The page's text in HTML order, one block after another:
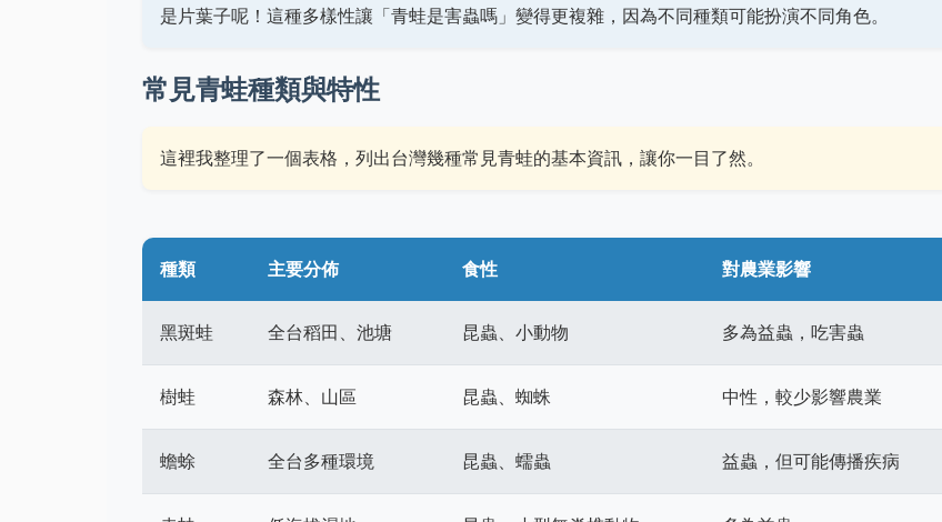
是片葉子呢！這種多樣性讓「青蛙是害蟲嗎」變得更複雜，因為不同種類可能扮演不同角色。
常見青蛙種類與特性
這裡我整理了一個表格，列出台灣幾種常見青蛙的基本資訊，讓你一目了然。
種類 主要分佈 食性 對農業影響
黑斑蛙 全台稻田、池塘 昆蟲、小動物 多為益蟲，吃害蟲
樹蛙 森林、山區 昆蟲、蜘蛛 中性，較少影響農業
蟾蜍 全台多種環境 昆蟲、蠕蟲 益蟲，但可能傳播疾病